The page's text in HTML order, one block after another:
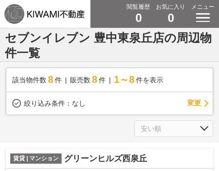
閲覧履歴
0
お気に入り
0
メニュー
セブンイレブン 豊中東泉丘店の周辺物
件一覧
該当物件数 8件 販売数 8 件 1～8 件を表示
絞り込み条件： なし 変更
賃貸 | マンション グリーンヒルズ西泉丘